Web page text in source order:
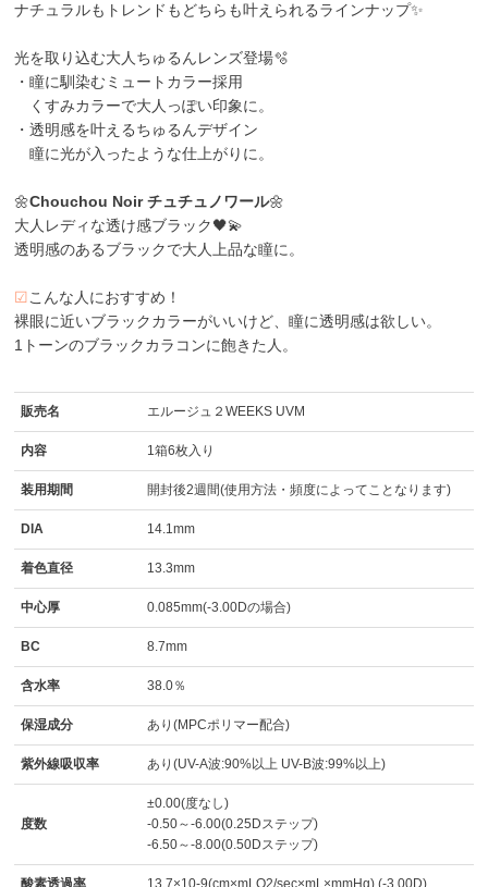
ナチュラルもトレンドもどちらも叶えられるラインナップ✨
光を取り込む大人ちゅるんレンズ登場🫧
・瞳に馴染むミュートカラー採用
くすみカラーで大人っぽい印象に。
・透明感を叶えるちゅるんデザイン
瞳に光が入ったような仕上がりに。
🌼Chouchou Noir チュチュノワール🌼
大人レディな透け感ブラック🖤💫
透明感のあるブラックで大人上品な瞳に。
☑こんな人におすすめ！
裸眼に近いブラックカラーがいいけど、瞳に透明感は欲しい。
1トーンのブラックカラコンに飽きた人。
販売名 エルージュ２WEEKS UVM
内容 1箱6枚入り
装用期間 開封後2週間(使用方法・頻度によってことなります)
DIA 14.1mm
着色直径 13.3mm
中心厚 0.085mm(-3.00Dの場合)
BC 8.7mm
含水率 38.0％
保湿成分 あり(MPCポリマー配合)
紫外線吸収率 あり(UV-A波:90%以上 UV-B波:99%以上)
度数
±0.00(度なし)
-0.50～-6.00(0.25Dステップ)
-6.50～-8.00(0.50Dステップ)
酸素透過率 13.7×10-9(cm×mLO2/sec×mL×mmHg) (-3.00D)